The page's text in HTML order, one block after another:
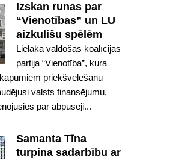
Izskan runas par
“Vienotības” un LU
aizkulišu spēlēm
Lielākā valdošās koalīcijas
partija “Vienotība”, kura
priekšvēlēšanu
valsts finansējumu,
par abpusēji...
Samanta Tīna
turpina sadarbību ar